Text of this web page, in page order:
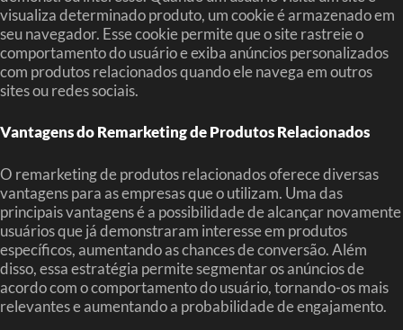
visualiza determinado produto, um cookie é armazenado em
seu navegador. Esse cookie permite que o site rastreie o
comportamento do usuário e exiba anúncios personalizados
com produtos relacionados quando ele navega em outros
sites ou redes sociais.
Vantagens do Remarketing de Produtos Relacionados
O remarketing de produtos relacionados oferece diversas
vantagens para as empresas que o utilizam. Uma das
principais vantagens é a possibilidade de alcançar novamente
usuários que já demonstraram interesse em produtos
específicos, aumentando as chances de conversão. Além
disso, essa estratégia permite segmentar os anúncios de
acordo com o comportamento do usuário, tornando-os mais
relevantes e aumentando a probabilidade de engajamento.